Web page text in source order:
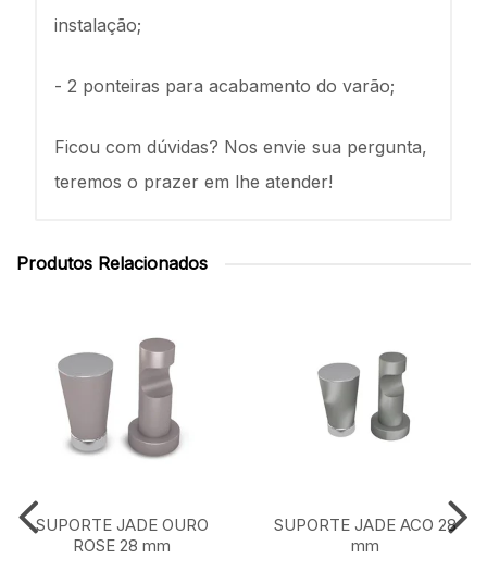
instalação;
- 2 ponteiras para acabamento do varão;
Ficou com dúvidas? Nos envie sua pergunta,
teremos o prazer em lhe atender!
Produtos Relacionados
SUPORTE JADE OURO
ROSE 28 mm
SUPORTE JADE ACO 28
mm